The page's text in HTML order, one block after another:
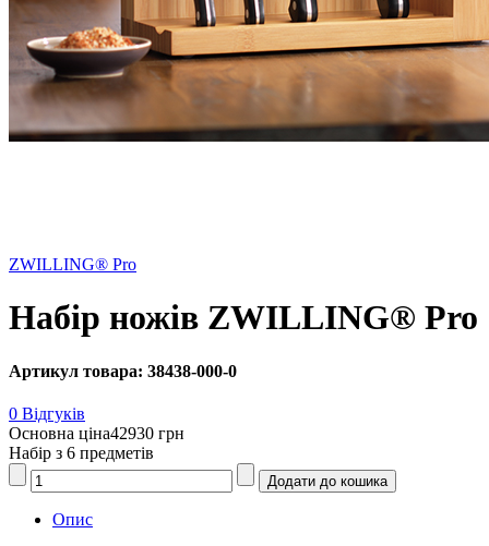
ZWILLING® Pro
Набір ножів ZWILLING® Pro
Артикул товара: 38438-000-0
0 Відгуків
Основна ціна42930 грн
Набір з 6 предметів
Опис